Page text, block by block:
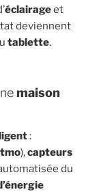
éclairageet
deviennent
tablette.
maison
:
),capteurs
du